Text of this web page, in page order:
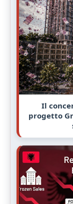
Il
progetto